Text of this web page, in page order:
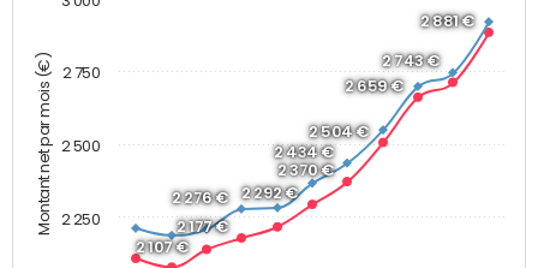
Montant net par mois (€)
2 107 €
2 177 €
2 292 €
2 370 €
2 504 €
2 659 €
2 881 €
2 276 €
2 434 €
2 743 €
2 250
2 500
2 750